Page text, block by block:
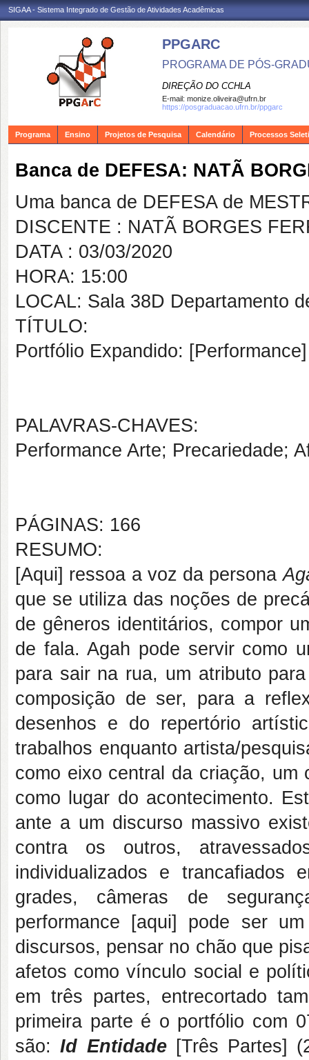
SIGAA - Sistema Integrado de Gestão de Atividades Acadêmicas
PPGARC
PROGRAMA DE PÓS-
DIREÇÃO DO CCHLA
E-mail: monize.oliveira@ufrn.br
https://posgraduacao.ufrn.br/ppgarc
Programa Ensino Projetos de Pesquisa Calendário Processos
Banca de DEFESA: NATÃ
Uma banca de DEFESA de
DISCENTE : NATÃ BORGES
DATA : 03/03/2020
HORA: 15:00
LOCAL: Sala 38D Departamento
TÍTULO:
Portfólio Expandido:
PALAVRAS-CHAVES:
Performance Arte; Precariedade;
PÁGINAS: 166
RESUMO:
[Aqui] ressoa a voz da persona
que se utiliza das noções de
de gêneros identitários, compor
de fala. Agah pode servir como
para sair na rua, um atributo
composição de ser, para a
desenhos e do repertório
trabalhos enquanto artista/
como eixo central da criação,
como lugar do acontecimento.
ante a um discurso massivo
contra os outros,
individualizados e trancafiados
grades, câmeras de
performance [aqui] pode ser
discursos, pensar no chão que
afetos como vínculo social e
em três partes, entrecortado
primeira parte é o portfólio com
são:Id Entidade[Três Partes]